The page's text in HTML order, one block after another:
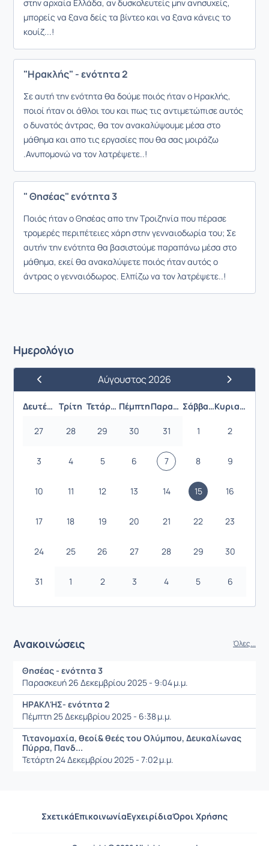
στην αρχαία Ελλάδα, αν δυσκολευτείς μην ανησυχείς,
μπορείς να ξανα δείς τα βίντεο και να ξανα κάνεις το
κουίζ...!
"Ηρακλής" - ενότητα 2
Σε αυτή την ενότητα θα δούμε ποιός ήταν ο Ηρακλής,
ποιοί ήταν οι άθλοι του και πως τις αντιμετώπισε αυτός
ο δυνατός άντρας, θα τον ανακαλύψουμε μέσα στο
μάθημα και απο τις εργασίες που θα σας μοιράζω
.Ανυπομονώ να τον λατρέψετε..!
" Θησέας" ενότητα 3
Ποιός ήταν ο Θησέας απο την Τροιζηνία που πέρασε
τρομερές περιπέτειες χάρη στην γενναιοδωρία του; Σε
αυτήν την ενότητα θα βασιστούμε παραπάνω μέσα στο
μάθημα, εκεί θα ανακαλύψετε ποιός ήταν αυτός ο
άντρας ο γενναιόδωρος. Ελπίζω να τον λατρέψετε..!
Ημερολόγιο
Προηγούμενος ΜήναςΑύγουστος 2026
Επόμενος
Δευτέρα Τρίτη Τετάρτη Πέμπτη Παρασκευή Σάββατο Κυριακή
27 28 29 30 31 1 2
3 4 5 6 7 8 9
10 11 12 13 14 15 16
17 18 19 20 21 22 23
24 25 26 27 28 29 30
31 1 2 3 4 5 6
Ανακοινώσεις Όλες...
Θησέας - ενότητα 3
Παρασκευή 26 Δεκεμβρίου 2025 - 9:04 μ.μ.
ΗΡΑΚΛΉΣ- ενότητα 2
Πέμπτη 25 Δεκεμβρίου 2025 - 6:38 μ.μ.
Τιτανομαχία, θεοί& θεές του Ολύμπου, Δευκαλίωνας
Πύρρα, Πανδ...
Τετάρτη 24 Δεκεμβρίου 2025 - 7:02 μ.μ.
ΣχετικάΕπικοινωνίαΕγχειρίδιαΌροι Χρήσης